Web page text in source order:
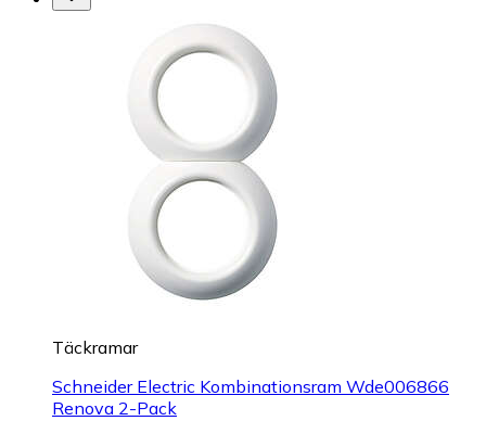
Täckramar
Schneider Electric Kombinationsram Wde006866
Renova 2-Pack